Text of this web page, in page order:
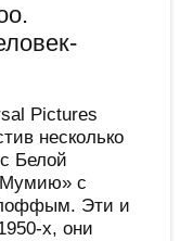
Pictures
несколько
Белой
с
Эти и
х, они